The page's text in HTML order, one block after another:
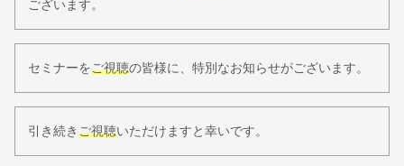
ございます。
セミナーをご視聴の皆様に、特別なお知らせがございます。
引き続きご視聴いただけますと幸いです。